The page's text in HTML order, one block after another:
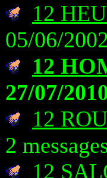
12
05/06/
12
27/07/
12
2
12